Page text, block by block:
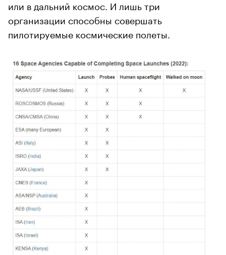
или в дальний космос. И лишь три
организации способны совершать
пилотируемые космические полеты.